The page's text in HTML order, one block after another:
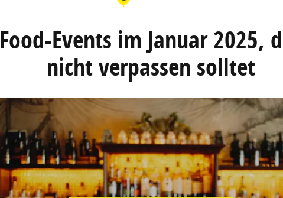
Events im Januar 2025,
nicht verpassen solltet